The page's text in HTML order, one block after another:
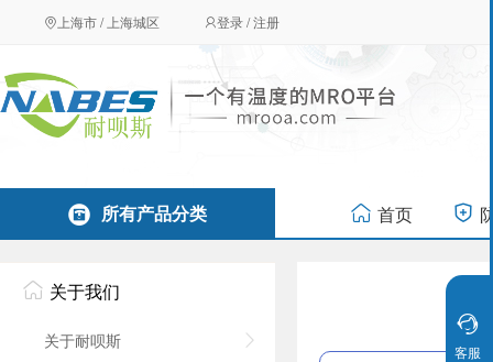
上海市 / 上海城区 登录 / 注册
客服
所有产品分类 首页
关于我们
关于耐呗斯